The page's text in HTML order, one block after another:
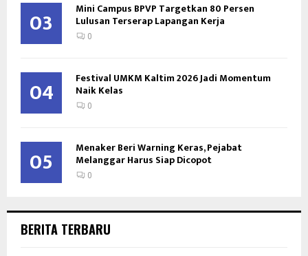
03 Mini Campus BPVP Targetkan 80 Persen
Lulusan Terserap Lapangan Kerja
0
04 Festival UMKM Kaltim 2026 Jadi Momentum
Naik Kelas
0
05 Menaker Beri Warning Keras, Pejabat
Melanggar Harus Siap Dicopot
0
BERITA TERBARU